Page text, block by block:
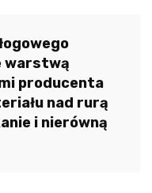
warstwą
producenta
nad rurą
i nierówną